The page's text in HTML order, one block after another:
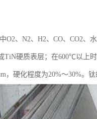
O2、N2、H2、CO、CO2
TiN硬质表层；在600℃以上
，硬化程度为20%～30%。